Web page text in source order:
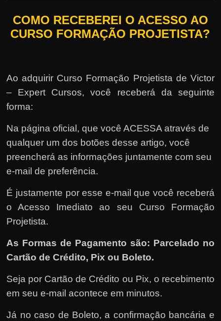
COMO RECEBEREI O ACESSO AO
CURSO FORMAÇÃO PROJETISTA?
Ao adquirir Curso Formação Projetista de Victor
– Expert Cursos, você receberá da seguinte
forma:
Na página oficial, que você ACESSA através de
qualquer um dos botões desse artigo, você
preencherá as informações juntamente com seu
e-mail de preferência.
É justamente por esse e-mail que você receberá
o Acesso Imediato ao seu Curso Formação
Projetista.
As Formas de Pagamento são: Parcelado no
Cartão de Crédito, Pix ou Boleto.
Seja por Cartão de Crédito ou Pix, o recebimento
em seu e-mail acontece em minutos.
Já no caso de Boleto, a confirmação bancária e